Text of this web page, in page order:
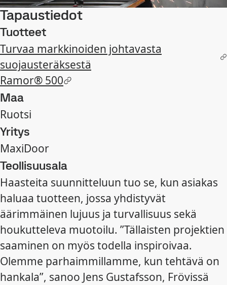
Tapaustiedot
Tuotteet
Turvaa markkinoiden johtavasta
suojausteräksestä
Ramor® 500
Maa
Ruotsi
Yritys
MaxiDoor
Teollisuusala
Haasteita suunnitteluun tuo se, kun asiakas
haluaa tuotteen, jossa yhdistyvät
äärimmäinen lujuus ja turvallisuus sekä
houkutteleva muotoilu. ”Tällaisten projektien
saaminen on myös todella inspiroivaa.
Olemme parhaimmillamme, kun tehtävä on
hankala”, sanoo Jens Gustafsson, Frövissä